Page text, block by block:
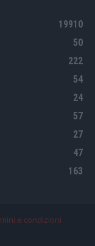
19910
50
222
54
24
57
27
47
163
e condizioni